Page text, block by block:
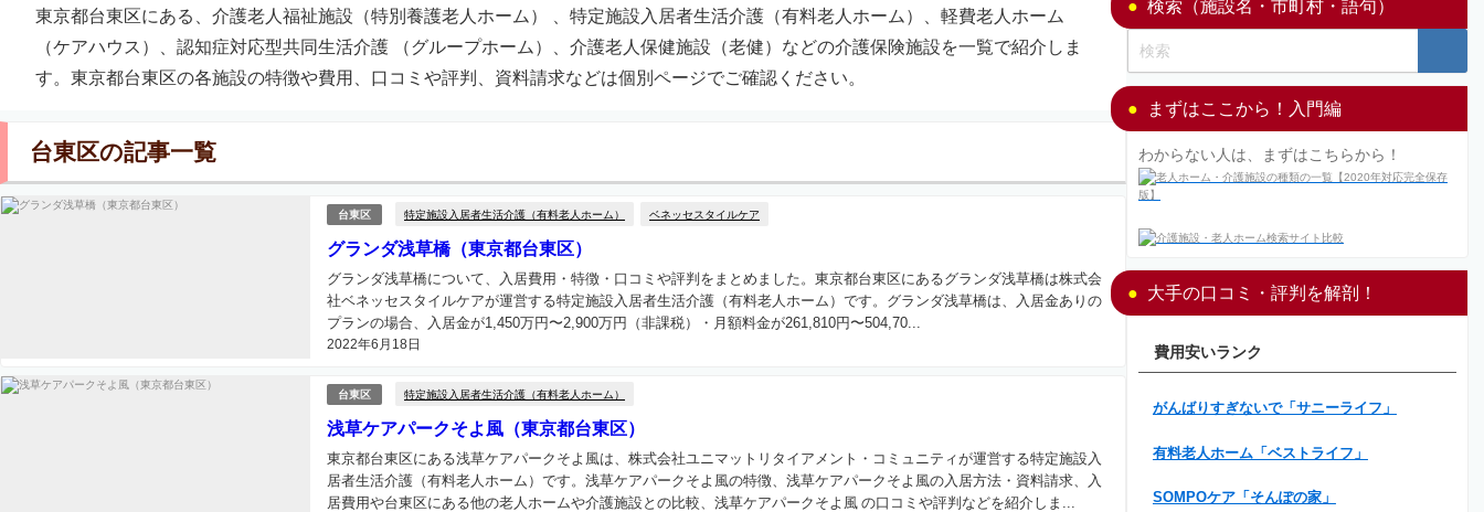
東京都台東区にある、介護老人福祉施設（特別養護老人ホーム） 、特定施設入居者生活介護（有料老人ホーム）、軽費老人ホーム
（ケアハウス）、認知症対応型共同生活介護 （グループホーム）、介護老人保健施設（老健）などの介護保険施設を一覧で紹介しま
す。東京都台東区の各施設の特徴や費用、口コミや評判、資料請求などは個別ページでご確認ください。
台東区の記事一覧
台東区 特定施設入居者生活介護（有料老人ホーム） ベネッセスタイルケア
グランダ浅草橋（東京都台東区）
2022年6月18日
グランダ浅草橋について、入居費用・特徴・口コミや評判をまとめました。東京都台東区にあるグランダ浅草橋は株式会
社ベネッセスタイルケアが運営する特定施設入居者生活介護（有料老人ホーム）です。グランダ浅草橋は、入居金ありの
プランの場合、入居金が1,450万円〜2,900万円（非課税）・月額料金が261,810円〜504,70...
台東区 特定施設入居者生活介護（有料老人ホーム）
浅草ケアパークそよ風（東京都台東区）
東京都台東区にある浅草ケアパークそよ風は、株式会社ユニマットリタイアメント・コミュニティが運営する特定施設入
居者生活介護（有料老人ホーム）です。浅草ケアパークそよ風の特徴、浅草ケアパークそよ風の入居方法・資料請求、入
居費用や台東区にある他の老人ホームや介護施設との比較、浅草ケアパークそよ風 の口コミや評判などを紹介しま...
検索（施設名・市町村・語句）
まずはここから！入門編
わからない人は、まずはこちらから！
大手の口コミ・評判を解剖！
費用安いランク
がんばりすぎないで「サニーライフ」
有料老人ホーム「ベストライフ」
SOMPOケア「そんぽの家」